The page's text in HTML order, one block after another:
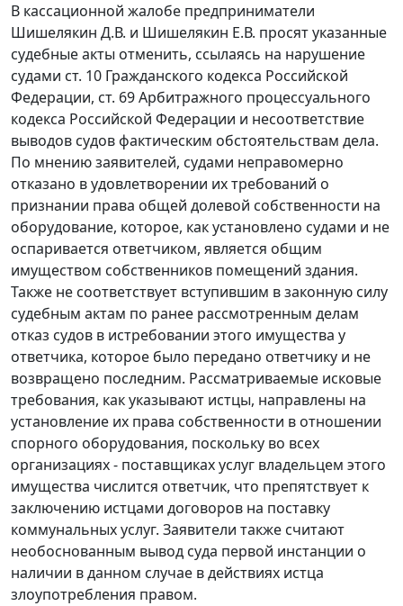
В кассационной жалобе предприниматели
Шишелякин Д.В. и Шишелякин Е.В. просят указанные
судебные акты отменить, ссылаясь на нарушение
судами ст. 10 Гражданского кодекса Российской
Федерации, ст. 69Арбитражного процессуального
кодекса Российской Федерации и несоответствие
выводов судов фактическим обстоятельствам дела.
По мнению заявителей, судами неправомерно
отказано в удовлетворении их требований о
признании права общей долевой собственности на
оборудование, которое, как установлено судами и не
оспаривается ответчиком, является общим
имуществом собственников помещений здания.
Также не соответствует вступившим в законную силу
судебным актам по ранее рассмотренным делам
отказ судов в истребовании этого имущества у
ответчика, которое было передано ответчику и не
возвращено последним. Рассматриваемые исковые
требования, как указывают истцы, направлены на
установление их права собственности в отношении
спорного оборудования, поскольку во всех
организациях - поставщиках услуг владельцем этого
имущества числится ответчик, что препятствует к
заключению истцами договоров на поставку
коммунальных услуг. Заявители также считают
необоснованным вывод суда первой инстанции о
наличии в данном случае в действиях истца
злоупотребления правом.